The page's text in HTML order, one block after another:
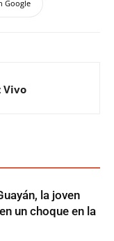
Google
Vivo
la joven
un choque en la